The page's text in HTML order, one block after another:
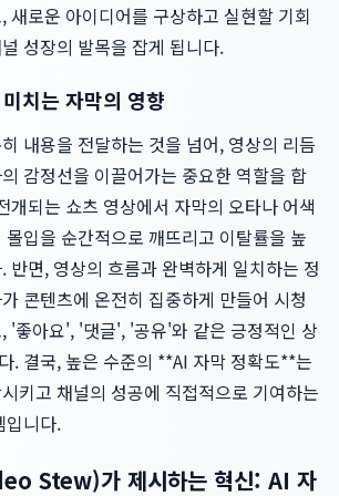
새로운 아이디어를 구상하고 실현할 기회
성장의 발목을 잡게 됩니다.
치는 자막의 영향
내용을 전달하는 것을 넘어, 영상의 리듬
감정선을 이끌어가는 중요한 역할을 합
개되는 쇼츠 영상에서 자막의 오타나 어색
입을 순간적으로 깨뜨리고 이탈률을 높
반면, 영상의 흐름과 완벽하게 일치하는 정
콘텐츠에 온전히 집중하게 만들어 시청
'좋아요', '댓글', '공유'와 같은 긍정적인 상
. 결국, 높은 수준의 **AI 자막 정확도**는
키고 채널의 성공에 직접적으로 기여하는
입니다.
Stew)가 제시하는 혁신: AI 자